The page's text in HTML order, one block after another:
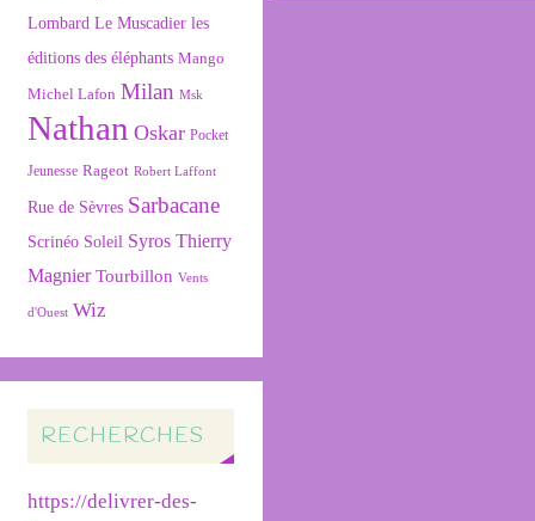
Lombard Le Muscadier les
éditions des éléphants Mango
Michel Lafon Milan Msk
Nathan Oskar Pocket
Jeunesse Rageot Robert Laffont
Rue de Sèvres Sarbacane
Scrinéo Soleil Syros Thierry
Magnier Tourbillon Vents
d'Ouest Wiz
RECHERCHES
https://delivrer-des-